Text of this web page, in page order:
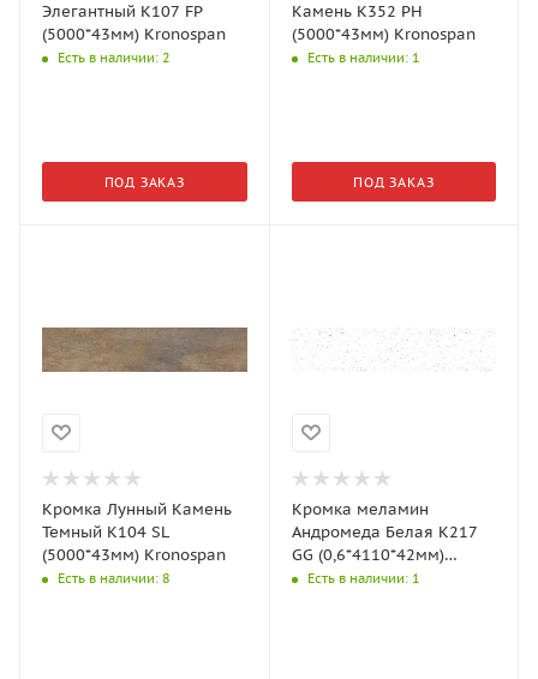
Элегантный K107 FP
(5000*43мм) Kronospan
Есть в наличии: 2
ПОД ЗАКАЗ
Камень K352 PH
(5000*43мм) Kronospan
Есть в наличии: 1
ПОД ЗАКАЗ
Кромка Лунный Камень
Темный K104 SL
(5000*43мм) Kronospan
Есть в наличии: 8
Кромка меламин
Андромеда Белая K217
GG (0,6*4110*42мм)
Kronospan
Есть в наличии: 1